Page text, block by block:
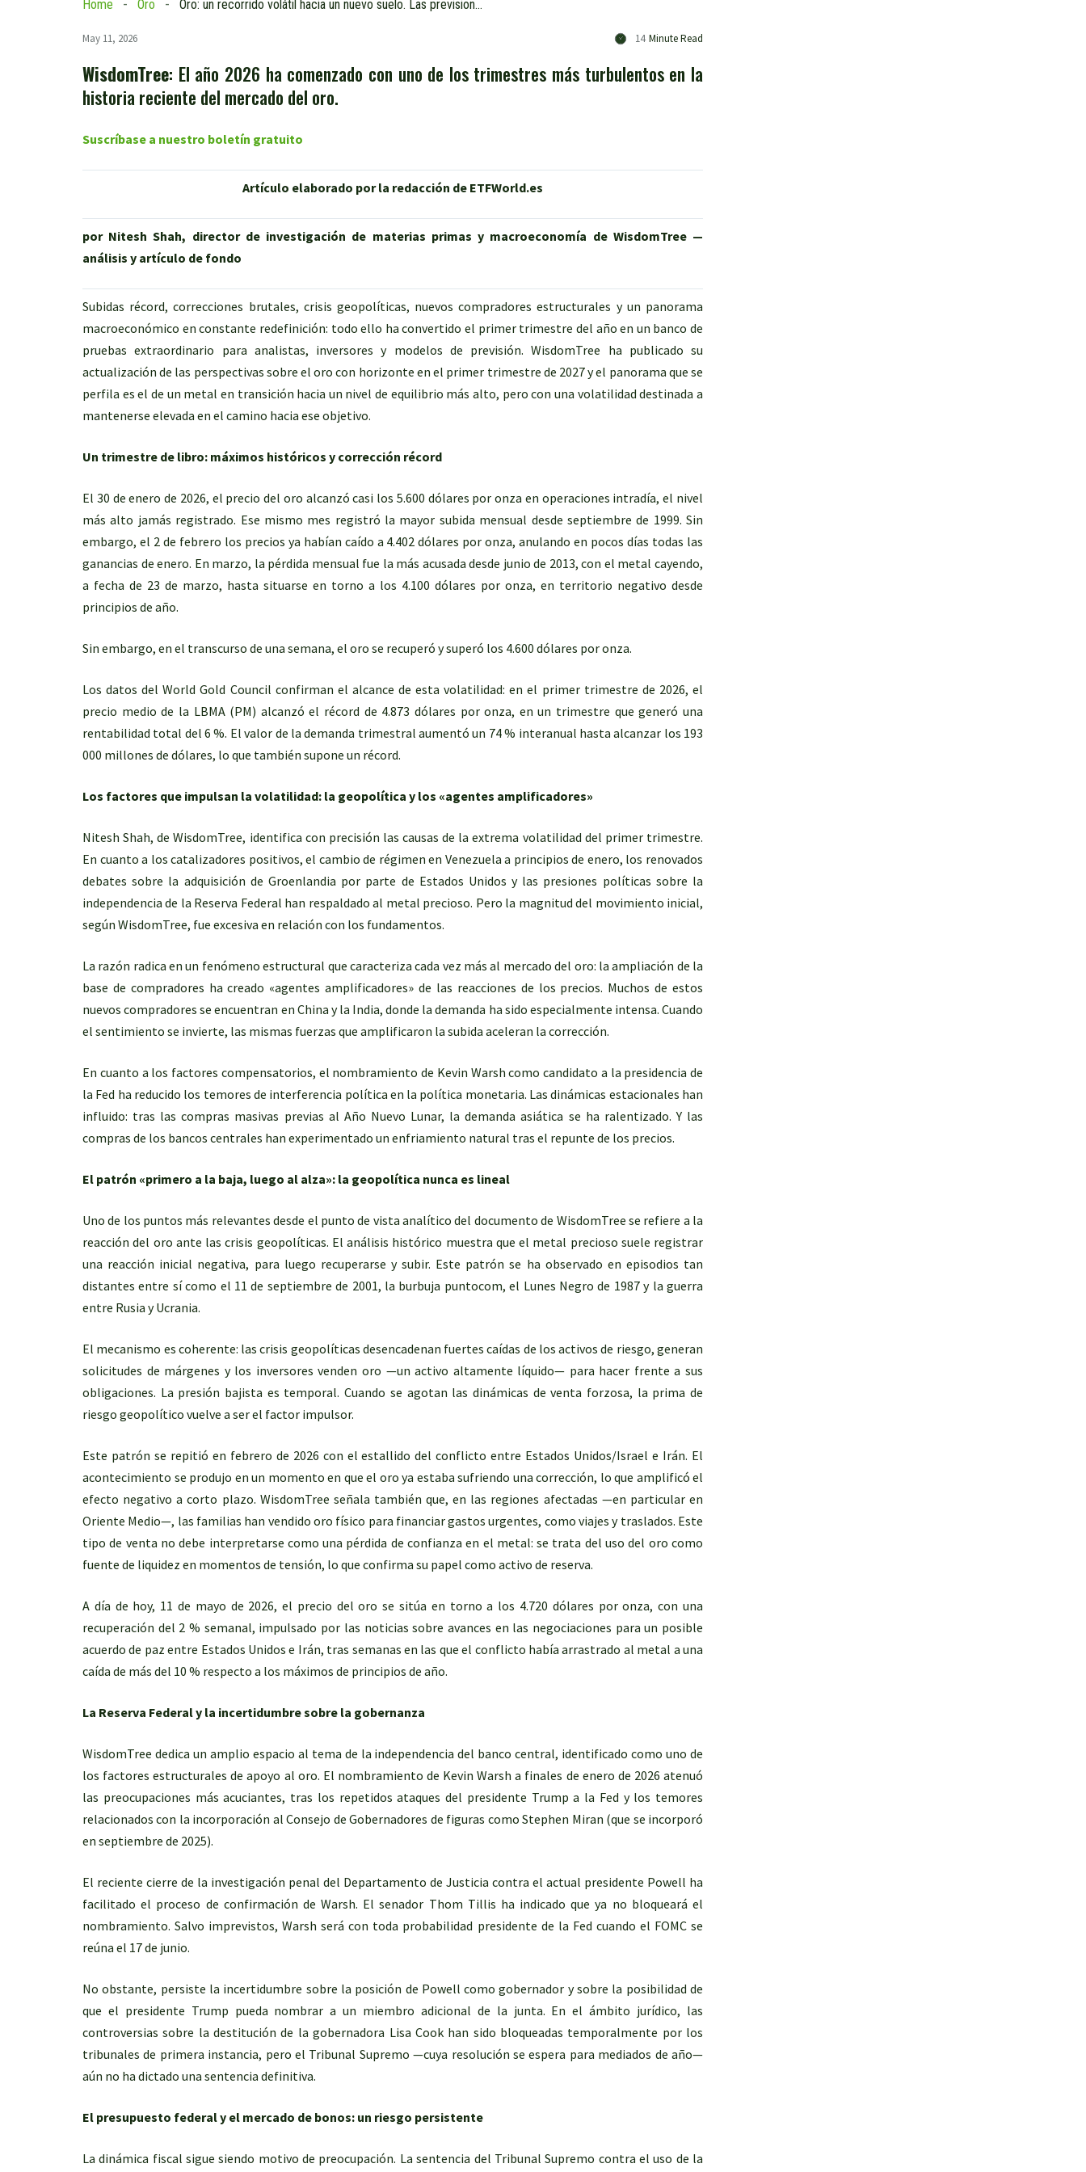
Home Oro Oro: un recorrido volátil hacia un nuevo suelo. Las previsiones de WisdomTree hasta el primer trimestre de 2027
May 11, 2026 14 Minute Read
WisdomTree: El año 2026 ha comenzado con uno de los trimestres más turbulentos en la
historia reciente del mercado del oro.
Suscríbase a nuestro boletín gratuito
Artículo elaborado por la redacción de ETFWorld.es
por Nitesh Shah, director de investigación de materias primas y macroeconomía de WisdomTree —
análisis y artículo de fondo
Subidas récord, correcciones brutales, crisis geopolíticas, nuevos compradores estructurales y un panorama
macroeconómico en constante redefinición: todo ello ha convertido el primer trimestre del año en un banco de
pruebas extraordinario para analistas, inversores y modelos de previsión. WisdomTree ha publicado su
actualización de las perspectivas sobre el oro con horizonte en el primer trimestre de 2027 y el panorama que se
perfila es el de un metal en transición hacia un nivel de equilibrio más alto, pero con una volatilidad destinada a
mantenerse elevada en el camino hacia ese objetivo.
Un trimestre de libro: máximos históricos y corrección récord
El 30 de enero de 2026, el precio del oro alcanzó casi los 5.600 dólares por onza en operaciones intradía, el nivel
más alto jamás registrado. Ese mismo mes registró la mayor subida mensual desde septiembre de 1999. Sin
embargo, el 2 de febrero los precios ya habían caído a 4.402 dólares por onza, anulando en pocos días todas las
ganancias de enero. En marzo, la pérdida mensual fue la más acusada desde junio de 2013, con el metal cayendo,
a fecha de 23 de marzo, hasta situarse en torno a los 4.100 dólares por onza, en territorio negativo desde
principios de año.
Sin embargo, en el transcurso de una semana, el oro se recuperó y superó los 4.600 dólares por onza.
Los datos del World Gold Council confirman el alcance de esta volatilidad: en el primer trimestre de 2026, el
precio medio de la LBMA (PM) alcanzó el récord de 4.873 dólares por onza, en un trimestre que generó una
rentabilidad total del 6 %. El valor de la demanda trimestral aumentó un 74 % interanual hasta alcanzar los 193
000 millones de dólares, lo que también supone un récord.
Los factores que impulsan la volatilidad: la geopolítica y los «agentes amplificadores»
Nitesh Shah, de WisdomTree, identifica con precisión las causas de la extrema volatilidad del primer trimestre.
En cuanto a los catalizadores positivos, el cambio de régimen en Venezuela a principios de enero, los renovados
debates sobre la adquisición de Groenlandia por parte de Estados Unidos y las presiones políticas sobre la
independencia de la Reserva Federal han respaldado al metal precioso. Pero la magnitud del movimiento inicial,
según WisdomTree, fue excesiva en relación con los fundamentos.
La razón radica en un fenómeno estructural que caracteriza cada vez más al mercado del oro: la ampliación de la
base de compradores ha creado «agentes amplificadores» de las reacciones de los precios. Muchos de estos
nuevos compradores se encuentran en China y la India, donde la demanda ha sido especialmente intensa. Cuando
el sentimiento se invierte, las mismas fuerzas que amplificaron la subida aceleran la corrección.
En cuanto a los factores compensatorios, el nombramiento de Kevin Warsh como candidato a la presidencia de
la Fed ha reducido los temores de interferencia política en la política monetaria. Las dinámicas estacionales han
influido: tras las compras masivas previas al Año Nuevo Lunar, la demanda asiática se ha ralentizado. Y las
compras de los bancos centrales han experimentado un enfriamiento natural tras el repunte de los precios.
El patrón «primero a la baja, luego al alza»: la geopolítica nunca es lineal
Uno de los puntos más relevantes desde el punto de vista analítico del documento de WisdomTree se refiere a la
reacción del oro ante las crisis geopolíticas. El análisis histórico muestra que el metal precioso suele registrar
una reacción inicial negativa, para luego recuperarse y subir. Este patrón se ha observado en episodios tan
distantes entre sí como el 11 de septiembre de 2001, la burbuja puntocom, el Lunes Negro de 1987 y la guerra
entre Rusia y Ucrania.
El mecanismo es coherente: las crisis geopolíticas desencadenan fuertes caídas de los activos de riesgo, generan
solicitudes de márgenes y los inversores venden oro —un activo altamente líquido— para hacer frente a sus
obligaciones. La presión bajista es temporal. Cuando se agotan las dinámicas de venta forzosa, la prima de
riesgo geopolítico vuelve a ser el factor impulsor.
Este patrón se repitió en febrero de 2026 con el estallido del conflicto entre Estados Unidos/Israel e Irán. El
acontecimiento se produjo en un momento en que el oro ya estaba sufriendo una corrección, lo que amplificó el
efecto negativo a corto plazo. WisdomTree señala también que, en las regiones afectadas —en particular en
Oriente Medio—, las familias han vendido oro físico para financiar gastos urgentes, como viajes y traslados. Este
tipo de venta no debe interpretarse como una pérdida de confianza en el metal: se trata del uso del oro como
fuente de liquidez en momentos de tensión, lo que confirma su papel como activo de reserva.
A día de hoy, 11 de mayo de 2026, el precio del oro se sitúa en torno a los 4.720 dólares por onza, con una
recuperación del 2 % semanal, impulsado por las noticias sobre avances en las negociaciones para un posible
acuerdo de paz entre Estados Unidos e Irán, tras semanas en las que el conflicto había arrastrado al metal a una
caída de más del 10 % respecto a los máximos de principios de año.
La Reserva Federal y la incertidumbre sobre la gobernanza
WisdomTree dedica un amplio espacio al tema de la independencia del banco central, identificado como uno de
los factores estructurales de apoyo al oro. El nombramiento de Kevin Warsh a finales de enero de 2026 atenuó
las preocupaciones más acuciantes, tras los repetidos ataques del presidente Trump a la Fed y los temores
relacionados con la incorporación al Consejo de Gobernadores de figuras como Stephen Miran (que se incorporó
en septiembre de 2025).
El reciente cierre de la investigación penal del Departamento de Justicia contra el actual presidente Powell ha
facilitado el proceso de confirmación de Warsh. El senador Thom Tillis ha indicado que ya no bloqueará el
nombramiento. Salvo imprevistos, Warsh será con toda probabilidad presidente de la Fed cuando el FOMC se
reúna el 17 de junio.
No obstante, persiste la incertidumbre sobre la posición de Powell como gobernador y sobre la posibilidad de
que el presidente Trump pueda nombrar a un miembro adicional de la junta. En el ámbito jurídico, las
controversias sobre la destitución de la gobernadora Lisa Cook han sido bloqueadas temporalmente por los
tribunales de primera instancia, pero el Tribunal Supremo —cuya resolución se espera para mediados de año—
aún no ha dictado una sentencia definitiva.
El presupuesto federal y el mercado de bonos: un riesgo persistente
La dinámica fiscal sigue siendo motivo de preocupación. La sentencia del Tribunal Supremo contra el uso de la